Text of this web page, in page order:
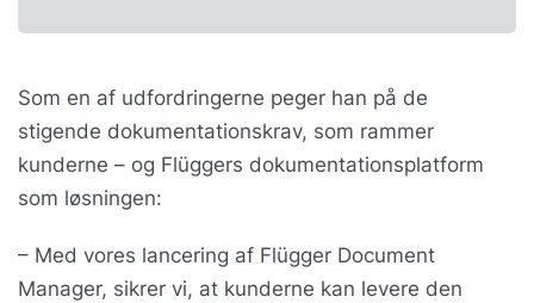
Som en af udfordringerne peger han på de
stigende dokumentationskrav, som rammer
kunderne – og Flüggers dokumentationsplatform
som løsningen:
– Med vores lancering af Flügger Document
Manager, sikrer vi, at kunderne kan levere den